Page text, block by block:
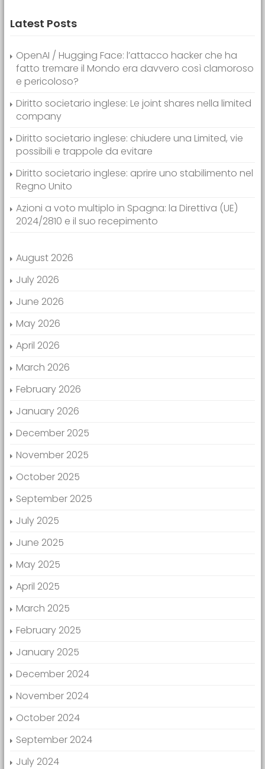
Latest Posts
OpenAI / Hugging Face: l’attacco hacker che ha
fatto tremare il Mondo era davvero così clamoroso
e pericoloso?
Diritto societario inglese: Le joint shares nella limited
company
Diritto societario inglese: chiudere una Limited, vie
possibili e trappole da evitare
Diritto societario inglese: aprire uno stabilimento nel
Regno Unito
Azioni a voto multiplo in Spagna: la Direttiva (UE)
2024/2810 e il suo recepimento
August 2026
July 2026
June 2026
May 2026
April 2026
March 2026
February 2026
January 2026
December 2025
November 2025
October 2025
September 2025
July 2025
June 2025
May 2025
April 2025
March 2025
February 2025
January 2025
December 2024
November 2024
October 2024
September 2024
July 2024